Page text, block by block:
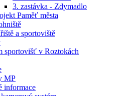
3. zastávka - Zdymadlo
Paměť města
a sportoviště
sportovišť v Roztokách
MP
informace